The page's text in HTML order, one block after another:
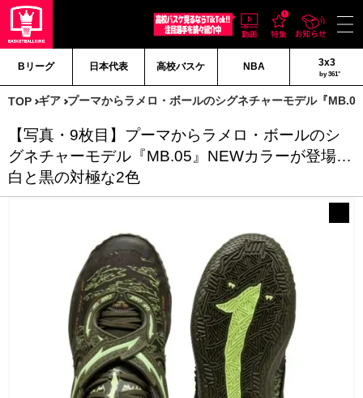
Bリーグ 日本代表 高校バスケ NBA 3x3
by 361°
TOP ギア プーマからラメロ・ボールのシグネチャーモデル『
【写真・9枚目】プーマからラメロ・ボールのシ
グネチャーモデル『MB.05』NEWカラーが登場…
白と黒の対極な2色